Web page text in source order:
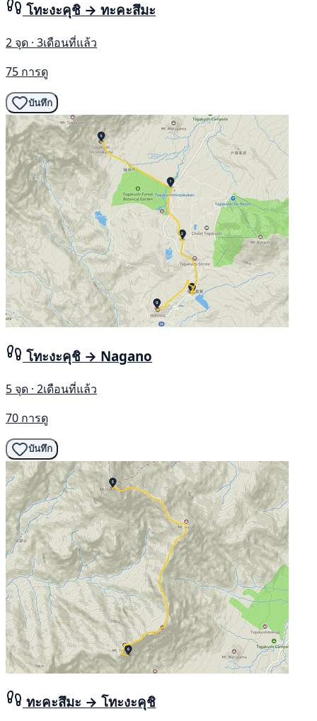
โทะงะคุชิ → ทะคะสึมะ
2 จุด · 3เดือนที่แล้ว
75 การดู
บันทึก
โทะงะคุชิ → Nagano
5 จุด · 2เดือนที่แล้ว
70 การดู
บันทึก
ทะคะสึมะ → โทะงะคุชิ